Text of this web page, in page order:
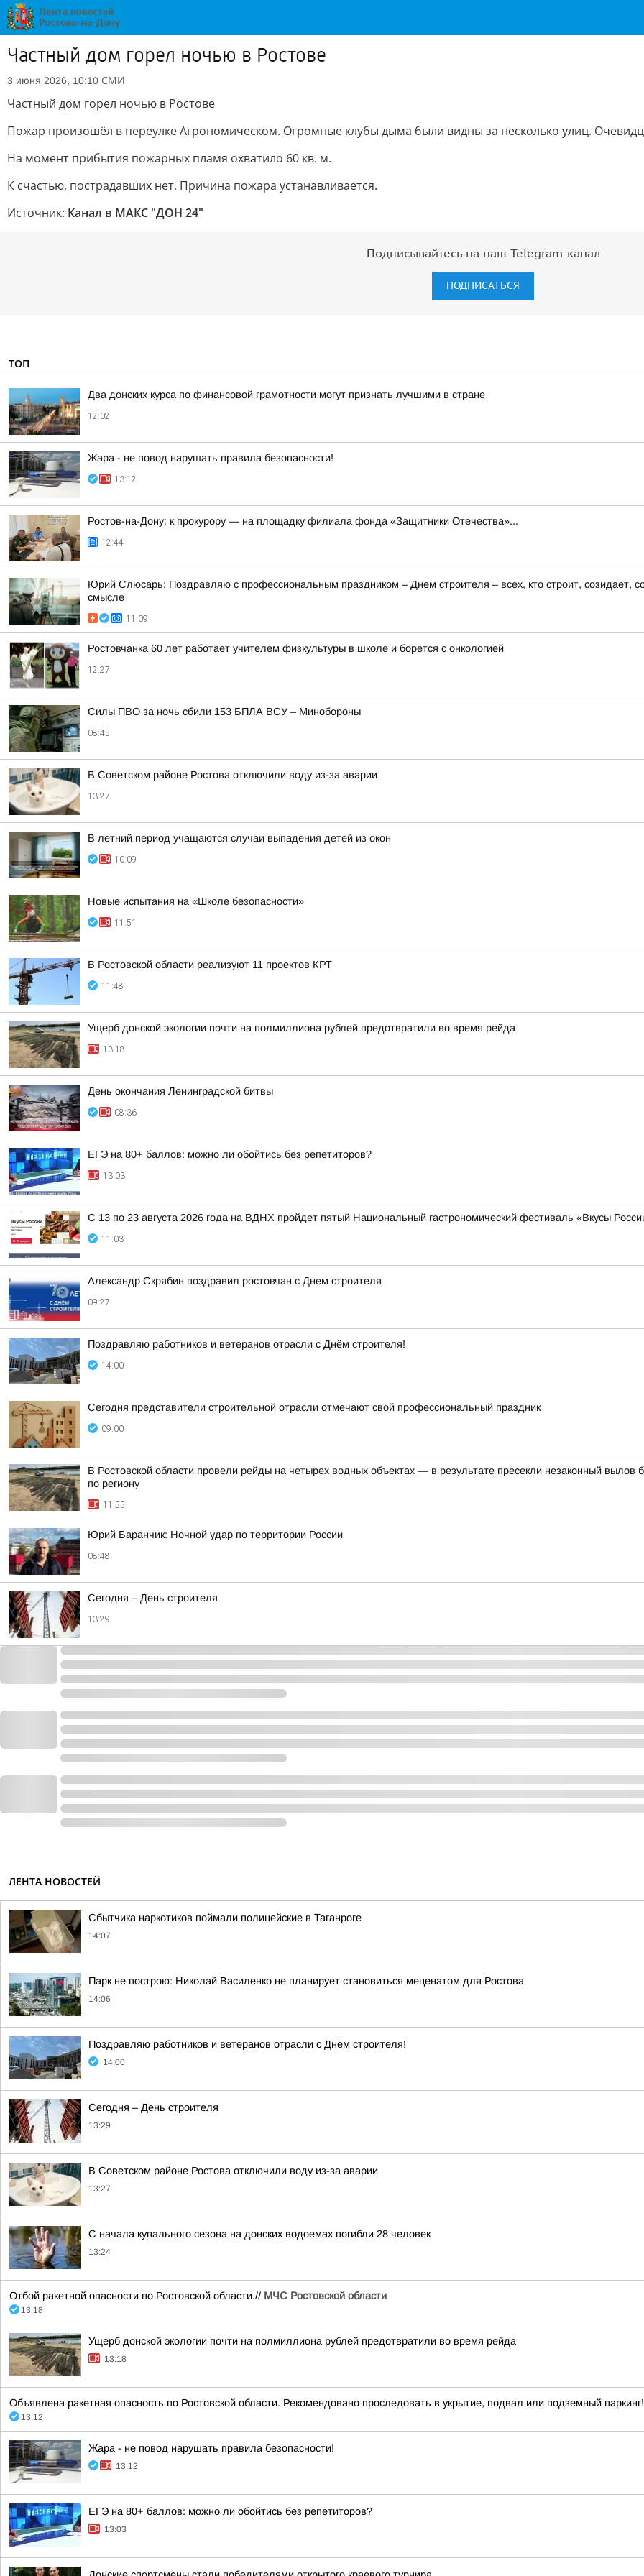
Частный дом горел ночью в Ростове
3 июня 2026, 10:10 СМИ
Частный дом горел ночью в Ростове
Пожар произошёл в переулке Агрономическом. Огромные клубы дыма были видны за несколько улиц.
На момент прибытия пожарных пламя охватило 60 кв. м.
К счастью, пострадавших нет. Причина пожара устанавливается.
Источник: Канал в МАКС "ДОН 24"
Подписывайтесь на наш Telegram-канал
ПОДПИСАТЬСЯ
ТОП
Два донских курса по финансовой грамотности могут признать лучшими в стране
12:02
Жара - не повод нарушать правила безопасности!
13:12
Ростов-на-Дону: к прокурору — на площадку филиала фонда «Защитники Отечества»...
12:44
Юрий Слюсарь: Поздравляю с профессиональным праздником – Днем строителя – всех, кто строит, созидает,
смысле
11:09
Ростовчанка 60 лет работает учителем физкультуры в школе и борется с онкологией
12:27
Силы ПВО за ночь сбили 153 БПЛА ВСУ – Минобороны
08:45
В Советском районе Ростова отключили воду из-за аварии
13:27
В летний период учащаются случаи выпадения детей из окон
10:09
Новые испытания на «Школе безопасности»
11:51
В Ростовской области реализуют 11 проектов КРТ
11:48
Ущерб донской экологии почти на полмиллиона рублей предотвратили во время рейда
13:18
День окончания Ленинградской битвы
08:36
ЕГЭ на 80+ баллов: можно ли обойтись без репетиторов?
13:03
С 13 по 23 августа 2026 года на ВДНХ пройдет пятый Национальный гастрономический фестиваль «Вкусы
11:03
Александр Скрябин поздравил ростовчан с Днем строителя
09:27
Поздравляю работников и ветеранов отрасли с Днём строителя!
14:00
Сегодня представители строительной отрасли отмечают свой профессиональный праздник
09:00
В Ростовской области провели рейды на четырех водных объектах — в результате пресекли незаконный
по региону
11:55
Юрий Баранчик: Ночной удар по территории России
08:48
Сегодня – День строителя
13:29
ЛЕНТА НОВОСТЕЙ
Сбытчика наркотиков поймали полицейские в Таганроге
14:07
Парк не построю: Николай Василенко не планирует становиться меценатом для Ростова
14:06
Поздравляю работников и ветеранов отрасли с Днём строителя!
14:00
Сегодня – День строителя
13:29
В Советском районе Ростова отключили воду из-за аварии
13:27
С начала купального сезона на донских водоемах погибли 28 человек
13:24
Отбой ракетной опасности по Ростовской области.// МЧС Ростовской области
13:18
Ущерб донской экологии почти на полмиллиона рублей предотвратили во время рейда
13:18
Объявлена ракетная опасность по Ростовской области. Рекомендовано проследовать в укрытие, подвал или подземный
13:12
Жара - не повод нарушать правила безопасности!
13:12
ЕГЭ на 80+ баллов: можно ли обойтись без репетиторов?
13:03